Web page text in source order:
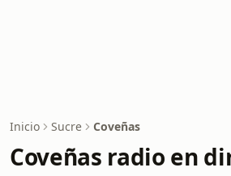
Inicio Sucre Coveñas
Coveñas radio en